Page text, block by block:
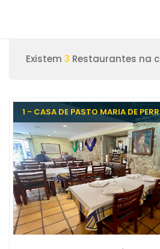
Existem 3 Restaurantes na
1 - CASA DE PASTO MARIA DE